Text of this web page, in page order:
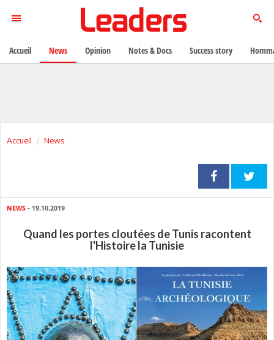
Accueil News
NEWS - 19.10.2019
Quand les portes cloutées de Tunis racontent
l'Histoire la Tunisie
Accueil News Opinion Notes & Docs Success story